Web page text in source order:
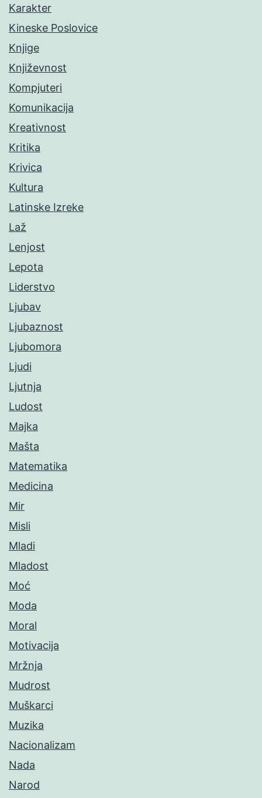
Karakter
Kineske Poslovice
Knjige
Književnost
Kompjuteri
Komunikacija
Kreativnost
Kritika
Krivica
Kultura
Latinske Izreke
Laž
Lenjost
Lepota
Liderstvo
Ljubav
Ljubaznost
Ljubomora
Ljudi
Ljutnja
Ludost
Majka
Mašta
Matematika
Medicina
Mir
Misli
Mladi
Mladost
Moć
Moda
Moral
Motivacija
Mržnja
Mudrost
Muškarci
Muzika
Nacionalizam
Nada
Narod